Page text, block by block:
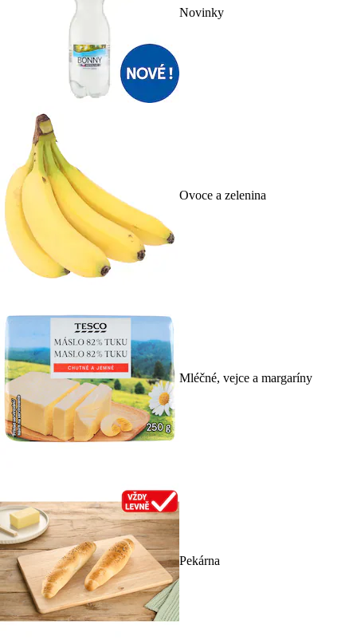
Novinky
Ovoce a zelenina
Mléčné, vejce a margaríny
Pekárna